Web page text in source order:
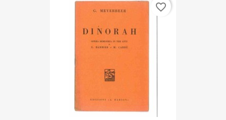
favorite_border